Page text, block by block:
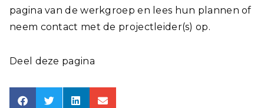
pagina van de werkgroep en lees hun plannen of
neem contact met de projectleider(s) op.
Deel deze pagina